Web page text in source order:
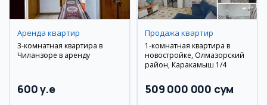
Аренда квартир
3-комнатная квартира в
Чиланзоре в аренду
600 y.e
Продажа квартир
1-комнатная квартира в
новостройке, Олмазорский
район, Каракамыш 1/4
509 000 000 сум